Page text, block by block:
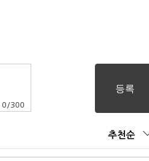
0 /300
추천순